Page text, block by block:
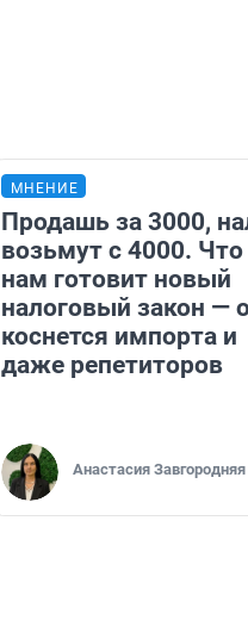
МНЕНИЕ
Продашь за 3000,
возьмут с 4000. Что
нам готовит новый
налоговый закон —
коснется импорта и
даже репетиторов
Анастасия Завгородняя